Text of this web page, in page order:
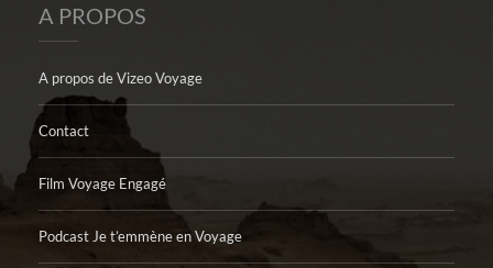
A PROPOS
A propos de Vizeo Voyage
Contact
Film Voyage Engagé
Podcast Je t’emmène en Voyage